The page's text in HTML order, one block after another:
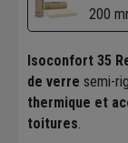
200
Isoconfort 35
de verre semi-
thermique et
toitures.